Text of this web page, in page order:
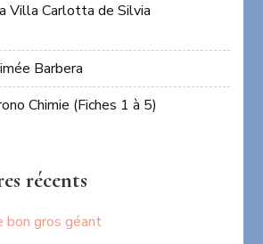
Villa Carlotta de Silvia
Barbera
Chimie (Fiches 1 à 5)
récents
bon gros géant